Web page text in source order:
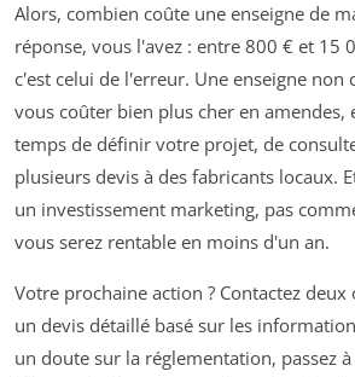
Alors, combien coûte une enseigne de
réponse, vous l'avez : entre 800 € et 15
c'est celui de l'erreur. Une enseigne
vous coûter bien plus cher en
temps de définir votre projet, de
plusieurs devis à des fabricants locaux.
un investissement marketing, pas
vous serez rentable en moins d'un an.
Votre prochaine action ? Contactez
un devis détaillé basé sur les
un doute sur la réglementation, passez